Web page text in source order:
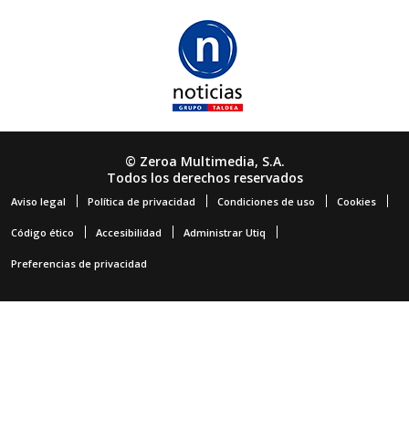
© Zeroa Multimedia, S.A.
Todos los derechos reservados
Aviso legal Política de privacidad Condiciones de uso Cookies
Código ético Accesibilidad Administrar Utiq
Preferencias de privacidad